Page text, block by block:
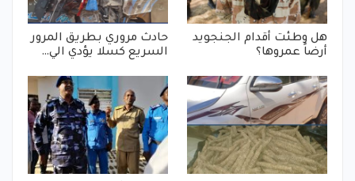
هل وطئت أقدام الجنجويد
أرضاً عمروها؟
حادث مروري بطريق المرور
السريع كسلا يؤدي الي…